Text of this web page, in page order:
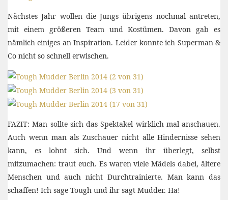
Nächstes Jahr wollen die Jungs übrigens nochmal antreten,
mit einem größeren Team und Kostümen. Davon gab es
nämlich einiges an Inspiration. Leider konnte ich Superman &
Co nicht so schnell erwischen.
FAZIT: Man sollte sich das Spektakel wirklich mal anschauen.
Auch wenn man als Zuschauer nicht alle Hindernisse sehen
kann, es lohnt sich. Und wenn ihr überlegt, selbst
mitzumachen: traut euch. Es waren viele Mädels dabei, ältere
Menschen und auch nicht Durchtrainierte. Man kann das
schaffen! Ich sage Tough und ihr sagt Mudder. Ha!